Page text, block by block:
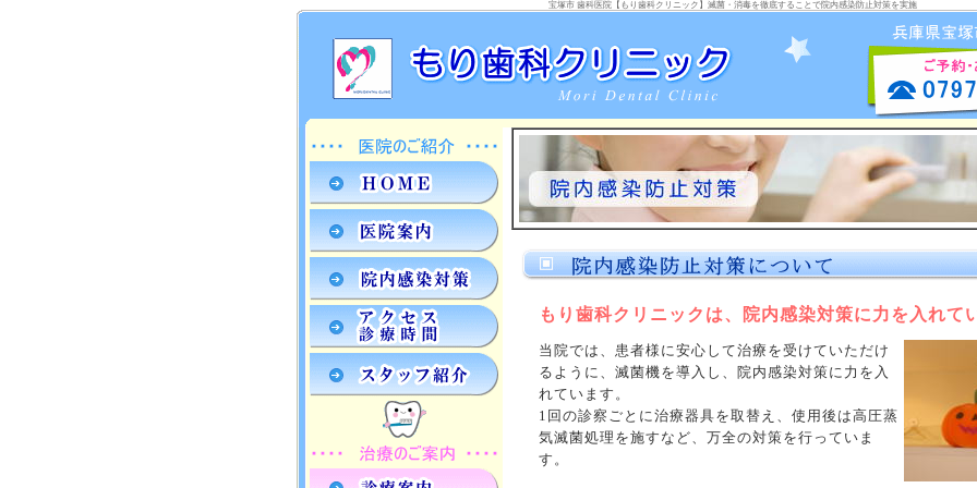
宝塚市 歯科医院【もり歯科クリニック】滅菌・消毒を徹底することで院内感染防止対策を実施
もり歯科クリニックは、院内感染対策に力を入れて
当院では、患者様に安心して治療を受けていただけ
るように、滅菌機を導入し、院内感染対策に力を入
れています。
1回の診察ごとに治療器具を取替え、使用後は高圧蒸
気滅菌処理を施すなど、万全の対策を行っていま
す。